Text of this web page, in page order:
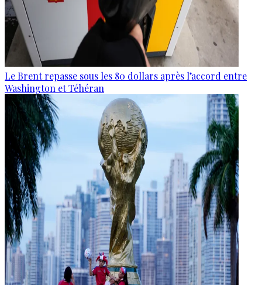
Le Brent repasse sous les 80 dollars après l’accord entre
Washington et Téhéran